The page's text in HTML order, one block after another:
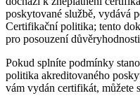
poskytované službě, vydává
Certifikační politika; tento
pro posouzení
Pokud splníte podmínky
politika akreditovaného
vám vydán certifikát, můžete